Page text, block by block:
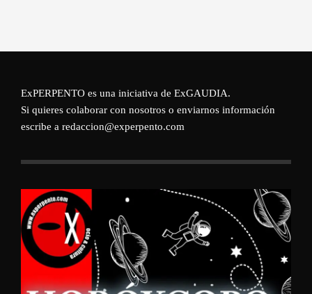
ExPERPENTO es una iniciativa de ExGAUDIA.
Si quieres colaborar con nosotros o enviarnos información
escribe a redaccion@experpento.com